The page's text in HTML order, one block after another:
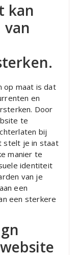
kan
van
op maat is dat
en
Door
te
bij
stelt je in staat
manier te
identiteit
van je
een
een sterkere